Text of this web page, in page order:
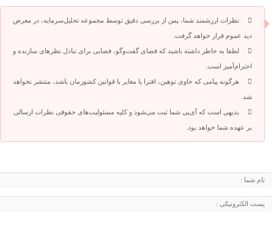
نظرات ارزشمند شما، پس از بررسی دقیق توسط مجموعه تحلیل‌سرمایه، در معرض
دید عموم قرار خواهد گرفت.
لطفا به خاطر داشته باشید که فضای گفت‌وگو، فضایی برای تبادل نظرهای سازنده و
احترام‌آمیز است.
هرگونه پیامی که حاوی توهین، افترا یا مغایر با قوانین کشورمان باشد، منتشر نخواهد
شد.
بدیهی است که آی‌پی شما ثبت می‌شود و کلیه مسئولیت‌های حقوقی نظرات ارسالی
بر عهده شما خواهد بود.